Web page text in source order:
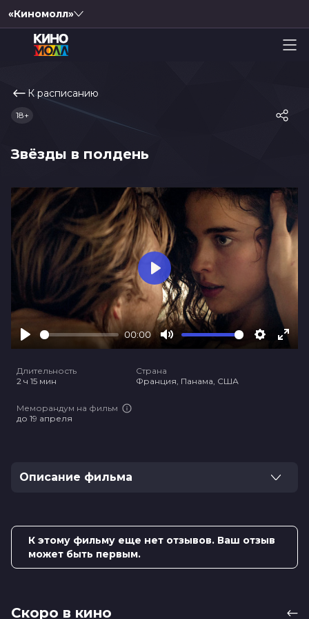
«Киномолл»
К расписанию
Звёзды в полдень
18+
Play
00:00
Mute Settings
Play
Длительность
2 ч 15 мин
Страна
Франция, Панама, США
Меморандум на фильм
до 19 апреля
Описание фильма
Дэниэла, с помощью которого она надеется
выбраться из страны. Однако вскоре Триш понимает,
что он может быть в еще большей опасности, чем
она.
К этому фильму еще нет отзывов. Ваш отзыв
может быть первым.
Скоро в кино